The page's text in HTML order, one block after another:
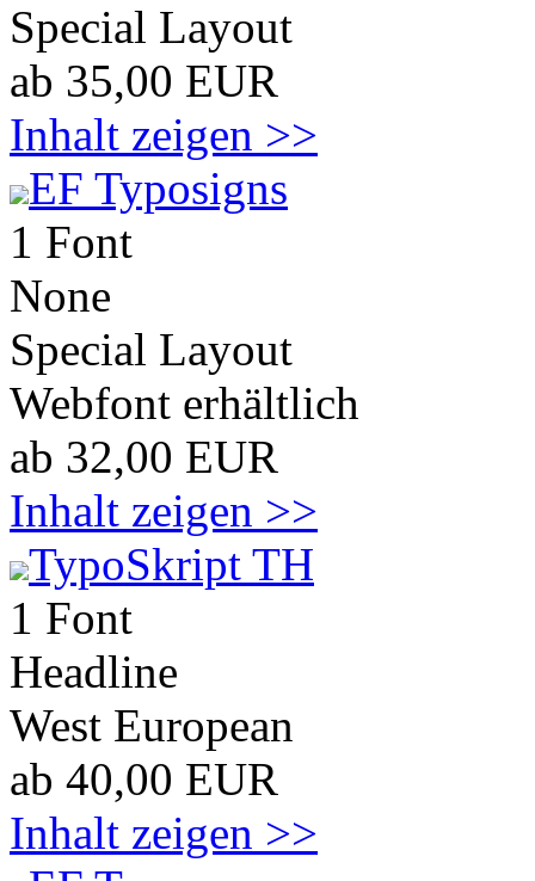
Special Layout
ab 35,00 EUR
Inhalt zeigen >>
EF Typosigns
1 Font
None
Special Layout
Webfont erhältlich
ab 32,00 EUR
Inhalt zeigen >>
TypoSkript TH
1 Font
Headline
West European
ab 40,00 EUR
Inhalt zeigen >>